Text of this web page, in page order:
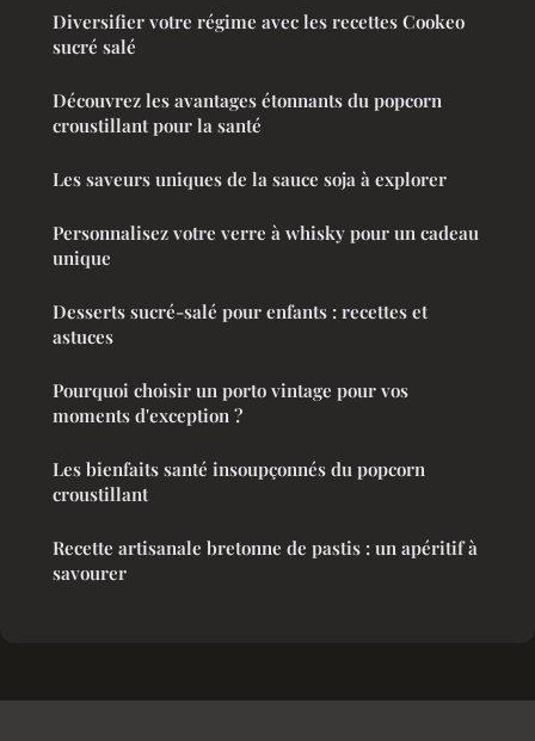
Diversifier votre régime avec les recettes Cookeo
sucré salé
Découvrez les avantages étonnants du popcorn
croustillant pour la santé
Les saveurs uniques de la sauce soja à explorer
Personnalisez votre verre à whisky pour un cadeau
unique
Desserts sucré-salé pour enfants : recettes et
astuces
Pourquoi choisir un porto vintage pour vos
moments d'exception ?
Les bienfaits santé insoupçonnés du popcorn
croustillant
Recette artisanale bretonne de pastis : un apéritif à
savourer